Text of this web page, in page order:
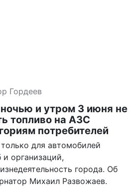
Гордеев
и утром 3 июня не
топливо на АЗС
потребителей
для автомобилей
организаций,
города. Об
Михаил Развожаев.